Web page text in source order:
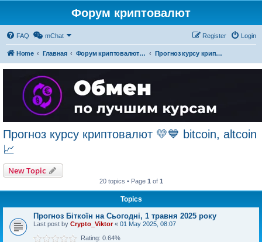
Форум криптовалют
FAQ mChat Login
Register
Home Главная Форум криптовалют українською Прогноз курсу криптовалют 💛💙 bitcoin, altcoin 📈
Прогноз курсу криптовалют 💛💙 bitcoin, altcoin
📈
New Topic
20 topics • Page 1 of 1
Topics
Прогноз Біткоїн на Сьогодні, 1 травня 2025 року
Last post by Crypto_Viktor« 01 May 2025, 08:07
Rating: 0.64%